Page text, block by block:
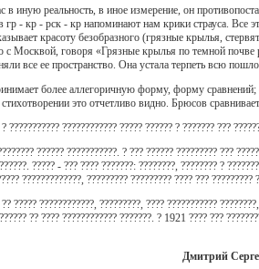
иную реальность, в иное измерение, он
- кр - рск - кр напоминают нам крики страуса. Все
красоту безобразного (грязные крылья,
с Москвой, говоря «Грязные крылья по темной
все ее пространство. Она устала терпеть всю
более аллегоричную форму, форму
это отчетливо видно. Брюсов
???????????? ????? ?????? ? ??????? ???
?????? ???????????. ? ??? ?????? ????????? ???
????? - ??? ???? ???????: ????????, ???????? ?
?????????????, ????????? ????????? ???? ??? ?????????
????? ????????????, ?????????, ???? ???????????
?? ???? ???????????? ???????. ? 1921 ???? ???
Дмитрий